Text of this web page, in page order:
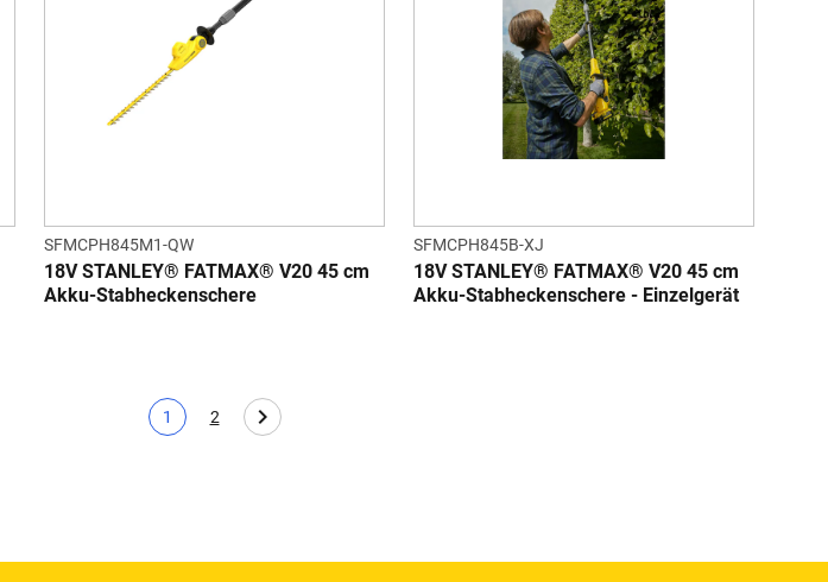
SFMCPH845M1-QW
18V STANLEY® FATMAX® V20 45 cm
Akku-Stabheckenschere
SFMCPH845B-XJ
18V STANLEY® FATMAX® V20 45 cm
Akku-Stabheckenschere - Einzelgerät
Aktuelle Seite
1
Page
2